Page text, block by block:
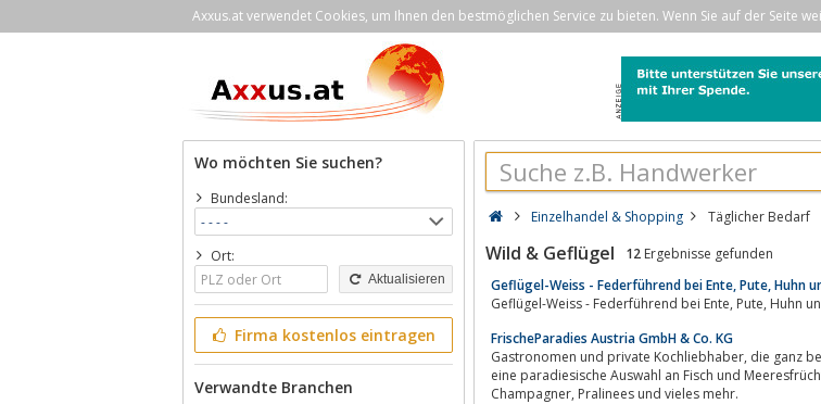
Axxus.at verwendet Cookies, um Ihnen den bestmöglichen Service zu bieten. Wenn Sie auf der Seite
Wo möchten Sie suchen?
Bundesland:
Ort:
Aktualisieren
Firma kostenlos eintragen
Verwandte Branchen
Einzelhandel & Shopping Täglicher Bedarf
Wild & Geflügel 12 Ergebnisse gefunden
Geflügel-Weiss - Federführend bei Ente, Pute, Huhn
Geflügel-Weiss - Federführend
FrischeParadies Austria GmbH & Co. KG
Gastronomen und private Kochliebhaber, die ganz besonderen Wert auf höchste Qualität und Frische legen, finden bei uns
eine paradiesische Auswahl an Fisch und Meeresfrüchten, Fleisch, Geflügel und Wild, Obst und Gemüse,
Champagner, Pralinees und vieles mehr.